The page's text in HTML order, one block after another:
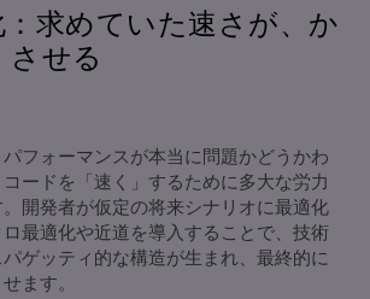
求めていた速さが、か
せる
フォーマンスが本当に問題かどうかわ
ードを「速く」するために多大な労力
開発者が仮定の将来シナリオに最適化
最適化や近道を導入することで、技術
ゲッティ的な構造が生まれ、最終的に
ます。